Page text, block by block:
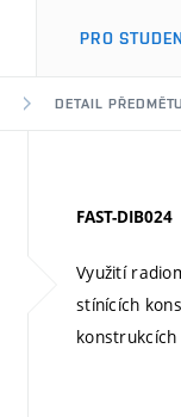
PRO
DETAIL PŘEDMĚTU
FAST-DIB024
Využití
stínících